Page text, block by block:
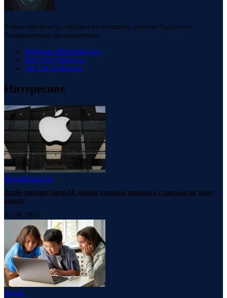
Тайны прошлого, загадки настоящего, версии будущего.
Энциклопедия непознанного.
Telegram 88k Followers
RSS 23k Followers
VK 23k Followers
Интересное
НаукаНовости
Apple против OpenAI: битва титанов началась с письма не тому
азиату
05.08.2026
Наука